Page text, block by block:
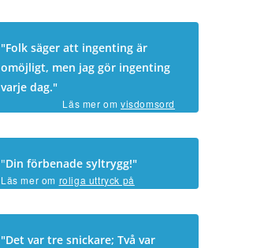
"Folk säger att ingenting är
omöjligt, men jag gör ingenting
varje dag."
Läs mer om visdomsord
"Din förbenade syltrygg!"
Läs mer om roliga uttryck på
svenska.
"Det var tre snickare; Två var